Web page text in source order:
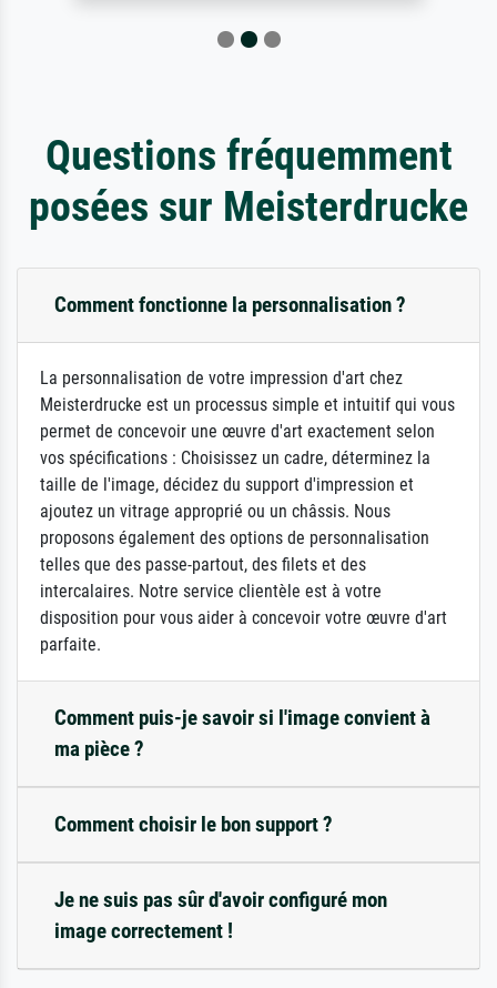
Questions fréquemment
posées sur Meisterdrucke
Comment fonctionne la personnalisation ?
La personnalisation de votre impression d'art chez
Meisterdrucke est un processus simple et intuitif qui vous
permet de concevoir une œuvre d'art exactement selon
vos spécifications : Choisissez un cadre, déterminez la
taille de l'image, décidez du support d'impression et
ajoutez un vitrage approprié ou un châssis. Nous
proposons également des options de personnalisation
telles que des passe-partout, des filets et des
intercalaires. Notre service clientèle est à votre
disposition pour vous aider à concevoir votre œuvre d'art
parfaite.
Comment puis-je savoir si l'image convient à
ma pièce ?
Comment choisir le bon support ?
Je ne suis pas sûr d'avoir configuré mon
image correctement !